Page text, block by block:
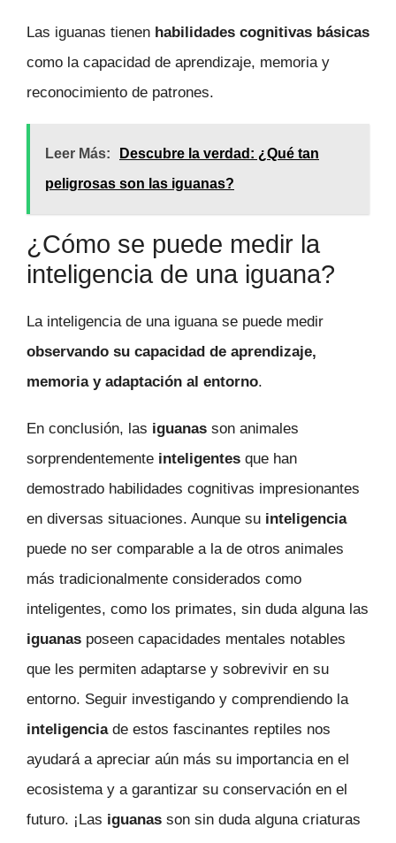
Las iguanas tienen habilidades cognitivas básicas
como la capacidad de aprendizaje, memoria y
reconocimiento de patrones.
Leer Más:
Descubre la verdad: ¿Qué tan
peligrosas son las iguanas?
¿Cómo se puede medir la
inteligencia de una iguana?
La inteligencia de una iguana se puede medir
observando su capacidad de aprendizaje,
memoria y adaptación al entorno.
En conclusión, las iguanas son animales
sorprendentemente inteligentes que han
demostrado habilidades cognitivas impresionantes
en diversas situaciones. Aunque su inteligencia
puede no ser comparable a la de otros animales
más tradicionalmente considerados como
inteligentes, como los primates, sin duda alguna las
iguanas poseen capacidades mentales notables
que les permiten adaptarse y sobrevivir en su
entorno. Seguir investigando y comprendiendo la
inteligenciade estos fascinantes reptiles nos
ayudará a apreciar aún más su importancia en el
ecosistema y a garantizar su conservación en el
futuro. ¡Las iguanas son sin duda alguna criaturas